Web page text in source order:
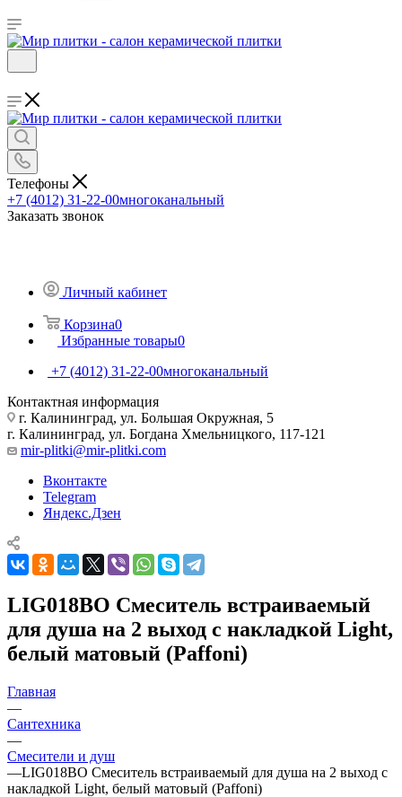
Телефоны
+7 (4012) 31-22-00многоканальный
Заказать звонок
Личный кабинет
Корзина0
Избранные товары0
+7 (4012) 31-22-00многоканальный
Контактная информация
г. Калининград, ул. Большая Окружная, 5
г. Калининград, ул. Богдана Хмельницкого, 117-121
mir-plitki@mir-plitki.com
Вконтакте
Telegram
Яндекс.Дзен
LIG018BO Смеситель встраиваемый
для душа на 2 выход с накладкой Light,
белый матовый (Paffoni)
Главная
—
Сантехника
—
Смесители и душ
—LIG018BO Смеситель встраиваемый для душа на 2 выход с
накладкой Light, белый матовый (Paffoni)